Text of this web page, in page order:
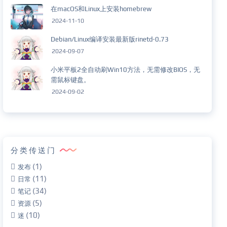
在macOS和Linux上安装homebrew
2024-11-10
Debian/Linux编译安装最新版rinetd-0.73
2024-09-07
小米平板2全自动刷Win10方法，无需修改BIOS，无
需鼠标键盘。
2024-09-02
分类传送门
发布 (1)
日常 (11)
笔记 (34)
资源 (5)
迷 (10)